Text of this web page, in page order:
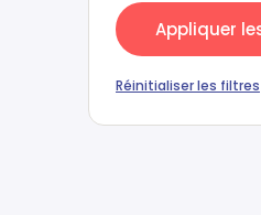
Appliquer
Réinitialiser les filtres